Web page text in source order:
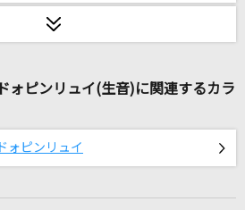
り)
ォピンリュイ(生音)に関連するカラ
ォピンリュイ